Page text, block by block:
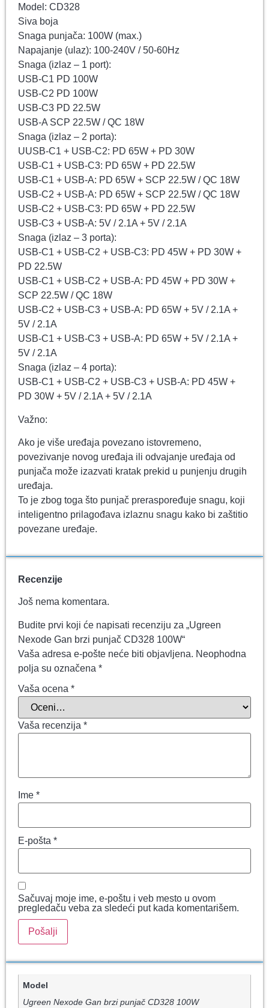
Model: CD328
Siva boja
Snaga punjača: 100W (max.)
Napajanje (ulaz): 100-240V / 50-60Hz
Snaga (izlaz – 1 port):
USB-C1 PD 100W
USB-C2 PD 100W
USB-C3 PD 22.5W
USB-A SCP 22.5W / QC 18W
Snaga (izlaz – 2 porta):
UUSB-C1 + USB-C2: PD 65W + PD 30W
USB-C1 + USB-C3: PD 65W + PD 22.5W
USB-C1 + USB-A: PD 65W + SCP 22.5W / QC 18W
USB-C2 + USB-A: PD 65W + SCP 22.5W / QC 18W
USB-C2 + USB-C3: PD 65W + PD 22.5W
USB-C3 + USB-A: 5V / 2.1A + 5V / 2.1A
Snaga (izlaz – 3 porta):
USB-C1 + USB-C2 + USB-C3: PD 45W + PD 30W +
PD 22.5W
USB-C1 + USB-C2 + USB-A: PD 45W + PD 30W +
SCP 22.5W / QC 18W
USB-C2 + USB-C3 + USB-A: PD 65W + 5V / 2.1A +
5V / 2.1A
USB-C1 + USB-C3 + USB-A: PD 65W + 5V / 2.1A +
5V / 2.1A
Snaga (izlaz – 4 porta):
USB-C1 + USB-C2 + USB-C3 + USB-A: PD 45W +
PD 30W + 5V / 2.1A + 5V / 2.1A
Važno:
Ako je više uređaja povezano istovremeno,
povezivanje novog uređaja ili odvajanje uređaja od
punjača može izazvati kratak prekid u punjenju drugih
uređaja.
To je zbog toga što punjač preraspoređuje snagu, koji
inteligentno prilagođava izlaznu snagu kako bi zaštitio
povezane uređaje.
Recenzije
Još nema komentara.
Budite prvi koji će napisati recenziju za „Ugreen
Nexode Gan brzi punjač CD328 100W“
Vaša adresa e-pošte neće biti objavljena. Neophodna
polja su označena *
Vaša ocena *
Vaša recenzija *
Ime *
E-pošta *
Sačuvaj moje ime, e-poštu i veb mesto u ovom
pregledaču veba za sledeći put kada komentarišem.
Model
Ugreen Nexode Gan brzi punjač CD328 100W